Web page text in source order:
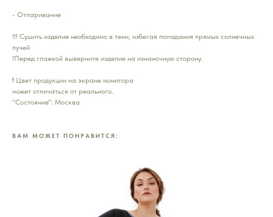
- Отпаривание
!!! Сушить изделие необходимо в тени, избегая попадания прямых солнечных
лучей
!Перед глажкой выверните изделие на изнаночную сторону.
! Цвет продукции на экране монитора
может отличаться от реального.
"Состояние": Москва
ВАМ МОЖЕТ ПОНРАВИТСЯ: